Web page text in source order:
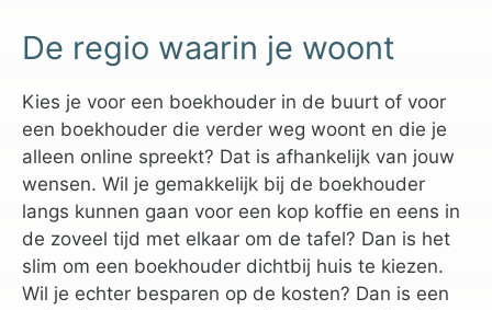
De regio waarin je woont
Kies je voor een boekhouder in de buurt of voor
een boekhouder die verder weg woont en die je
alleen online spreekt? Dat is afhankelijk van jouw
wensen. Wil je gemakkelijk bij de boekhouder
langs kunnen gaan voor een kop koffie en eens in
de zoveel tijd met elkaar om de tafel? Dan is het
slim om een boekhouder dichtbij huis te kiezen.
Wil je echter besparen op de kosten? Dan is een